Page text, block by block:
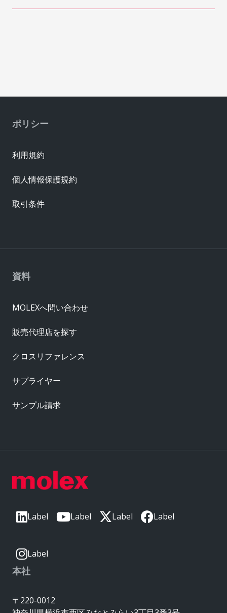
Label Label Label Label
Label
本社
〒220-0012
資料
MOLEXへ問い合わせ
販売代理店を探す
クロスリファレンス
サプライヤー
サンプル請求
ポリシー
利用規約
個人情報保護規約
取引条件